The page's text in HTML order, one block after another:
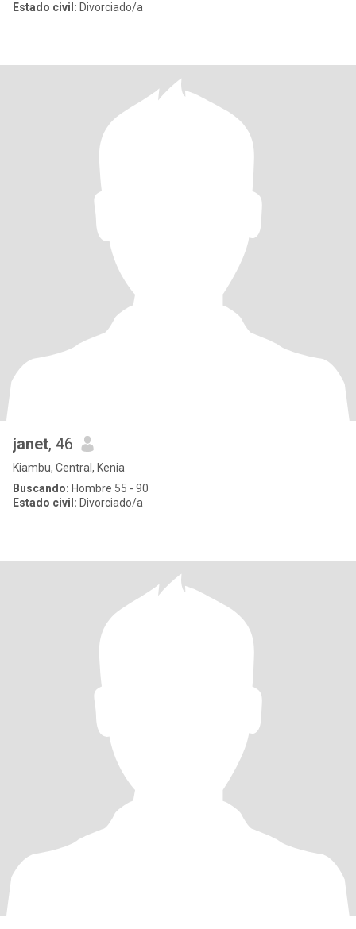
Estado civil: Divorciado/a
janet, 46
Kiambu, Central, Kenia
Buscando: Hombre 55 - 90
Estado civil: Divorciado/a